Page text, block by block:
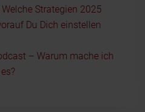
Strategien 2025
Du Dich einstellen
– Warum mache ich